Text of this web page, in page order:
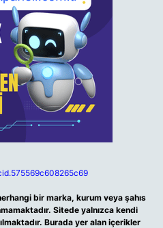
bir marka, kurum veya şahıs
Sitede yalnızca kendi
Burada yer alan içerikler